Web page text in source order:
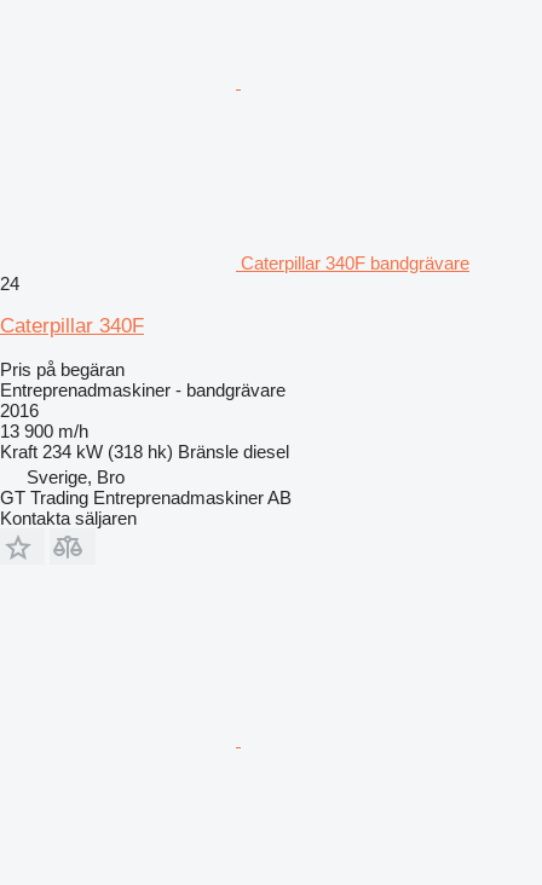
Caterpillar 340F bandgrävare
24
Caterpillar 340F
Pris på begäran
Entreprenadmaskiner - bandgrävare
2016
13 900 m/h
Kraft 234 kW (318 hk) Bränsle diesel
Sverige, Bro
GT Trading Entreprenadmaskiner AB
Kontakta säljaren